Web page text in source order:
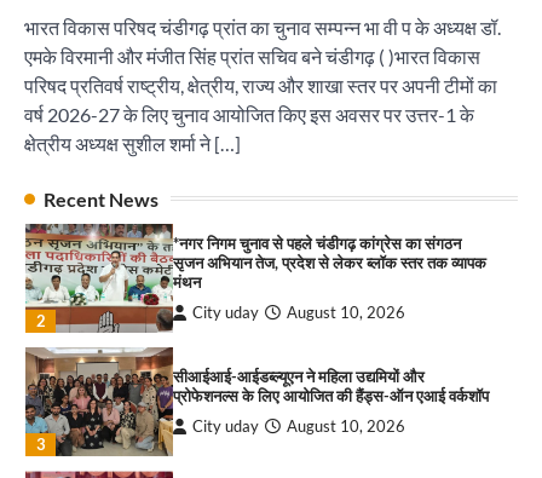
भारत विकास परिषद चंडीगढ़ प्रांत का चुनाव सम्पन्न भा वी प के अध्यक्ष डॉ.
एमके विरमानी और मंजीत सिंह प्रांत सचिव बने चंडीगढ़ ( )भारत विकास
परिषद प्रतिवर्ष राष्ट्रीय, क्षेत्रीय, राज्य और शाखा स्तर पर अपनी टीमों का
वर्ष 2026-27 के लिए चुनाव आयोजित किए इस अवसर पर उत्तर-1 के
क्षेत्रीय अध्यक्ष सुशील शर्मा ने […]
Recent News
4
मलिक ने लगाया रक्तदान शिविर ! 181 यूनिट रक्तदान
एकत्रित हुआ
City uday August 10, 2026
1
सावण कवी दरबार में तीन दर्जन कवियों ने बांधा समां
2
*नगर निगम चुनाव से पहले चंडीगढ़ कांग्रेस का संगठन
सृजन अभियान तेज, प्रदेश से लेकर ब्लॉक स्तर तक व्यापक
मंथन
City uday August 10, 2026
3
सीआईआई-आईडब्ल्यूएन ने महिला उद्यमियों और
प्रोफेशनल्स के लिए आयोजित की हैंड्स-ऑन एआई वर्कशॉप
City uday August 10, 2026
2
कश्मीर तक किया आगाज़, राष्ट्रीय एकता को मिलेगा नया
आयाम
City uday August 13, 2025
3
सरकारी आदर्श उच्च विद्यालय, सैक्टर 34-सी, चण्डीगढ़ में
कार्यक्रम आयोजित
City uday August 6, 2025